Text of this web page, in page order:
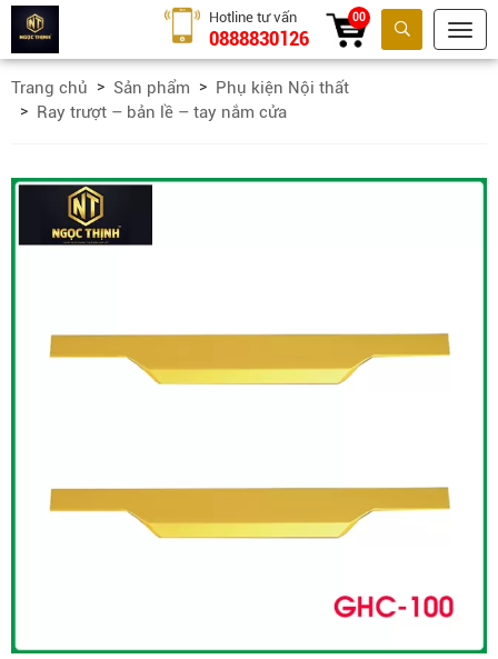
Tìm kiếm
Hotline tư vấn
0888830126
00
Trang chủ Sản phẩm
Phụ kiện Nội thất
Ray trượt – bản lề – tay nắm cửa